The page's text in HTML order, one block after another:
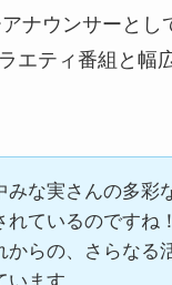
ナウンサーとし
エティ番組と幅
みな実さんの多彩
れているのですね！
からの、さらなる